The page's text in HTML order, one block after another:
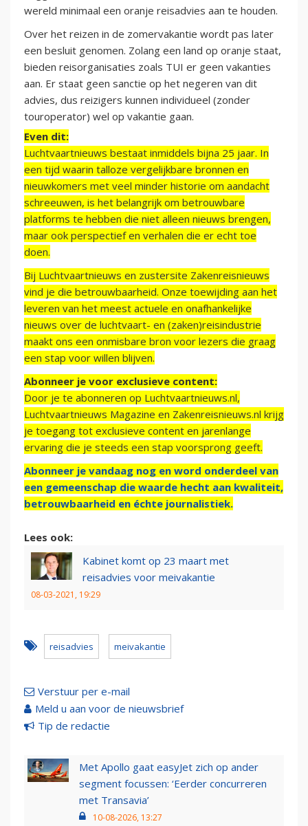
wereld minimaal een oranje reisadvies aan te houden.
Over het reizen in de zomervakantie wordt pas later
een besluit genomen. Zolang een land op oranje staat,
bieden reisorganisaties zoals TUI er geen vakanties
aan. Er staat geen sanctie op het negeren van dit
advies, dus reizigers kunnen individueel (zonder
touroperator) wel op vakantie gaan.
Even dit:
Luchtvaartnieuws bestaat inmiddels bijna 25 jaar. In
een tijd waarin talloze vergelijkbare bronnen en
nieuwkomers met veel minder historie om aandacht
schreeuwen, is het belangrijk om betrouwbare
platforms te hebben die niet alleen nieuws brengen,
maar ook perspectief en verhalen die er echt toe
doen.
Bij Luchtvaartnieuws en zustersite Zakenreisnieuws
vind je die betrouwbaarheid. Onze toewijding aan het
leveren van het meest actuele en onafhankelijke
nieuws over de luchtvaart- en (zaken)reisindustrie
maakt ons een onmisbare bron voor lezers die graag
een stap voor willen blijven.
Abonneer je voor exclusieve content:
Door je te abonneren op Luchtvaartnieuws.nl,
Luchtvaartnieuws Magazine en Zakenreisnieuws.nl krijg
je toegang tot exclusieve content en jarenlange
ervaring die je steeds een stap voorsprong geeft.
Abonneer je vandaag nog en word onderdeel van
een gemeenschap die waarde hecht aan kwaliteit,
betrouwbaarheid en échte journalistiek.
Lees ook:
Kabinet komt op 23 maart met
reisadvies voor meivakantie
08-03-2021, 19:29
reisadvies meivakantie
Verstuur per e-mail
Meld u aan voor de nieuwsbrief
Tip de redactie
Met Apollo gaat easyJet zich op ander
segment focussen: ‘Eerder concurreren
met Transavia’
10-08-2026, 13:27